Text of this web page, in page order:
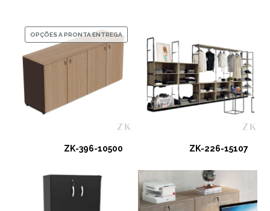
OPÇÕES A PRONTA ENTREGA
ZK-396-10500 ZK-226-15107